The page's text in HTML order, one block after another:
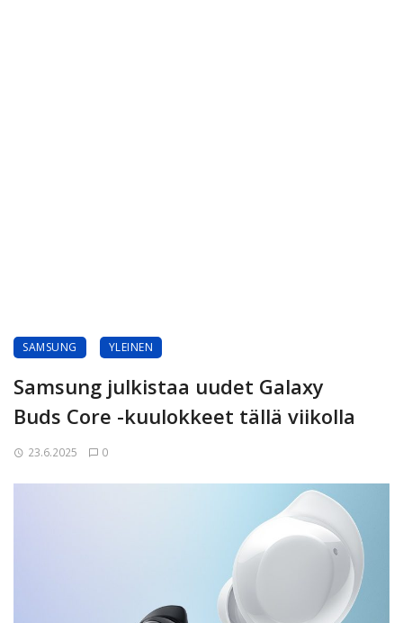
SAMSUNG YLEINEN
Samsung julkistaa uudet Galaxy
Buds Core -kuulokkeet tällä viikolla
23.6.2025 0